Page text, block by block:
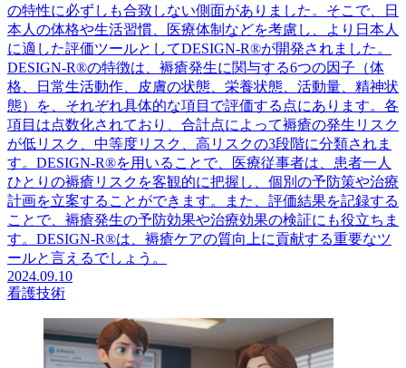
の特性に必ずしも合致しない側面がありました。そこで、日
本人の体格や生活習慣、医療体制などを考慮し、より日本人
に適した評価ツールとしてDESIGN-R®️が開発されました。
DESIGN-R®️の特徴は、褥瘡発生に関与する6つの因子（体
格、日常生活動作、皮膚の状態、栄養状態、活動量、精神状
態）を、それぞれ具体的な項目で評価する点にあります。各
項目は点数化されており、合計点によって褥瘡の発生リスク
が低リスク、中等度リスク、高リスクの3段階に分類されま
す。DESIGN-R®️を用いることで、医療従事者は、患者一人
ひとりの褥瘡リスクを客観的に把握し、個別の予防策や治療
計画を立案することができます。また、評価結果を記録する
ことで、褥瘡発生の予防効果や治療効果の検証にも役立ちま
す。DESIGN-R®️は、褥瘡ケアの質向上に貢献する重要なツ
ールと言えるでしょう。
2024.09.10
看護技術